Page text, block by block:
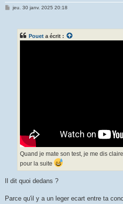
jeu. 30 janv. 2025 20:18
Pouet a écrit :
Quand je mate son test, je me dis
pour la suite
Il dit quoi dedans ?
Parce qu'il y a un leger ecart entre ta